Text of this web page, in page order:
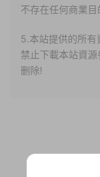
不存在任何商業目
5.本站提供的所有
禁止下載本站資
删除!